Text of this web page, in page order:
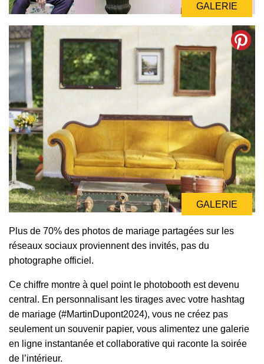
GALERIE
GALERIE
Plus de 70% des photos de mariage partagées sur les
réseaux sociaux proviennent des invités, pas du
photographe officiel.
Ce chiffre montre à quel point le photobooth est devenu
central. En personnalisant les tirages avec votre hashtag
de mariage (#MartinDupont2024), vous ne créez pas
seulement un souvenir papier, vous alimentez une galerie
en ligne instantanée et collaborative qui raconte la soirée
de l’intérieur.